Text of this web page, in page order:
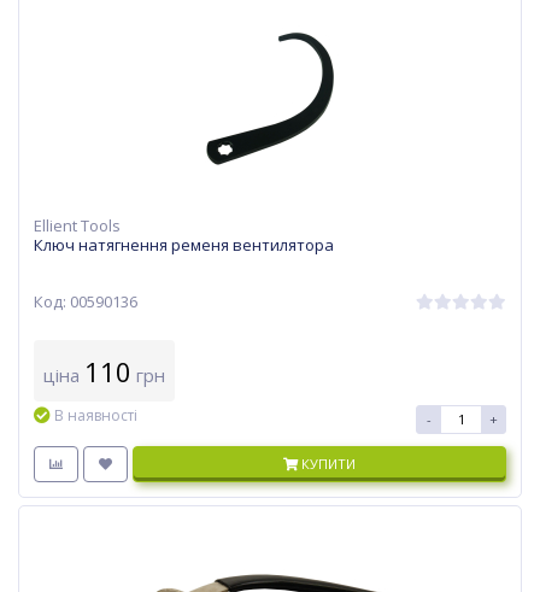
Ellient Tools
Ключ натягнення ременя вентилятора
Код: 00590136
ціна 110 грн
В наявності - +
КУПИТИ